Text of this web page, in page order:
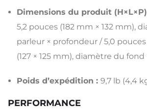
Dimensions du produit
5,2 pouces (182 mm × 132 mm),
parleur × profondeur / 5,0
(127 × 125 mm), diamètre du
Poids d’expédition : 9,7 lb (4,4
PERFORMANCE